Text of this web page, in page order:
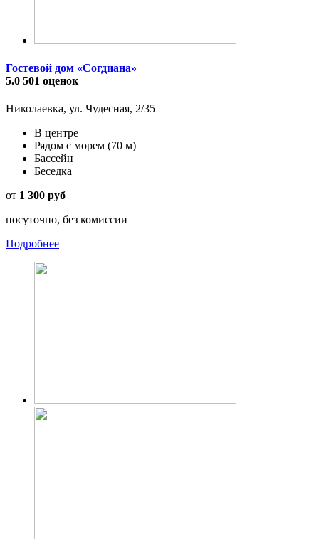
Гостевой дом «Согдиана»
5.0 501 оценок
Николаевка, ул. Чудесная, 2/35
В центре
Рядом с морем (70 м)
Бассейн
Беседка
от 1 300 руб
посуточно, без комиссии
Подробнее